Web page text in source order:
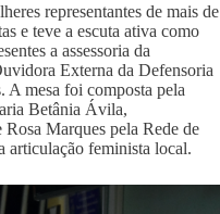
representantes de mais de
e teve a escuta ativa como
a assessoria da
Externa da Defensoria
mesa foi composta pela
Betânia Ávila,
Marques pela Rede de
articulação feminista local.